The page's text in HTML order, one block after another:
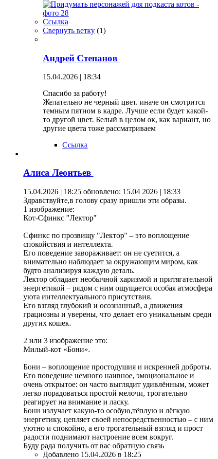
Ссылка
Свернуть ветку (1)
Андрей Степанов
15.04.2026 | 18:34
Спасибо за работу!
Желательно не черный цвет. иначе он смотрится
темным пятном в кадре. Лучше если будет какой-
то другой цвет. Белый в целом ок, как вариант, но
другие цвета тоже рассматриваем
Ссылка
Алиса Леонтьев
15.04.2026 | 18:25 обновлено: 15.04 2026 | 18:33
Здравствуйте,в голову сразу пришли эти образы.
1 изображение:
Кот-Сфинкс "Лектор"
Сфинкс по прозвищу "Лектор" – это воплощение
спокойствия и интеллекта.
Его поведение завораживает: он не суетится, а
внимательно наблюдает за окружающим миром, как
будто анализируя каждую деталь.
Лектор обладает необычной харизмой и притягательной
энергетикой – рядом с ним ощущается особая атмосфера
уюта интеллектуального присутствия.
Его взгляд глубокий и осознанный, а движения
грациозны и уверены, что делает его уникальным среди
других кошек.
2 или 3 изображение это:
Милый-кот «Бони».
Бони – воплощение простодушия и искренней доброты.
Его поведение немного наивное, эмоциональное и
очень открытое: он часто выглядит удивлённым, может
легко порадоваться простой мелочи, трогательно
реагирует на внимание и ласку.
Бони излучает какую-то особую,тёплую и лёгкую
энергетику, цепляет своей непосредственностью – с ним
уютно и спокойно, а его трогательный взгляд и прост
радости поднимают настроение всем вокруг.
Буду рада получить от вас обратную связь
Добавлено 15.04.2026 в 18:25